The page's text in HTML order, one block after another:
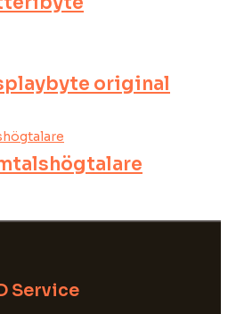
original
Service